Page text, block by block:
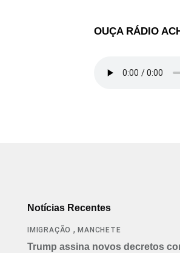
OUÇA RÁDIO
Notícias Recentes
IMIGRAÇÃO ,MANCHETE
Trump assina novos decretos